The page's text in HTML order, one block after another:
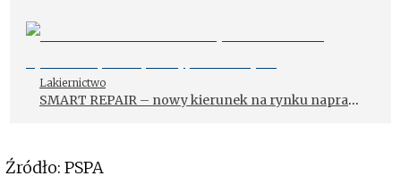
Lakiernictwo
SMART REPAIR – nowy kierunek na rynku napraw
Źródło: PSPA